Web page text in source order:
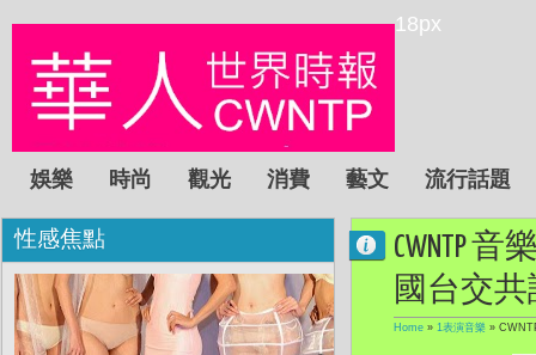
18px
娛樂 時尚 觀光 消費 藝文 流行話題
CWNTP
國台交
Home » 1表演音樂 »
性感焦點